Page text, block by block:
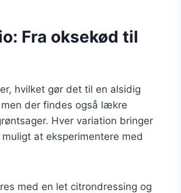
Fra oksekød til
hvilket gør det til en alsidig
der findes også lækre
Hver variation bringer
at eksperimentere med
med en let citrondressing og